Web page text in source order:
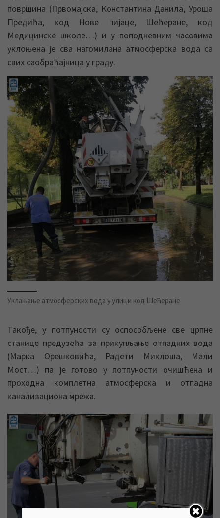
површина (Првомајска, Константина Данила, Уроша
Предића, код Нове пијаце, Шећеране, код
Медицинске школе…) и у поподневним часовима
уклоњена је сва нагомилана атмосферска вода са
свих саобраћајница у граду.
Уклањање атмосферских вода у улици код Шећеране
Такође, у потпуности су оспособљене све црпне
станице предузећа за прикупљање отпадних вода
(Марка Орешковића, Радети Миклоша, Мали
Мост…) па је готово у потпуности очишћена и
проходна комплетна атмосферска и отпадна
канализациона мрежа.